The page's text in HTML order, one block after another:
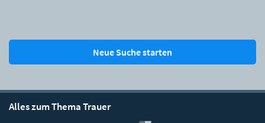
Neue Suche starten
Alles zum Thema Trauer